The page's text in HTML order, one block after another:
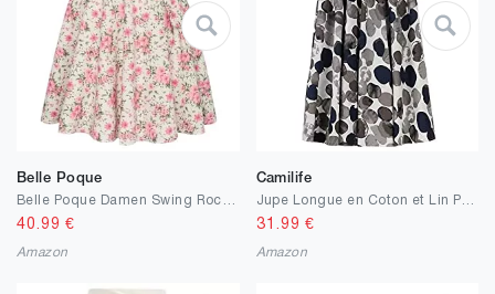
Belle Poque
40.99 €
Amazon
Camilife
31.99 €
Amazon